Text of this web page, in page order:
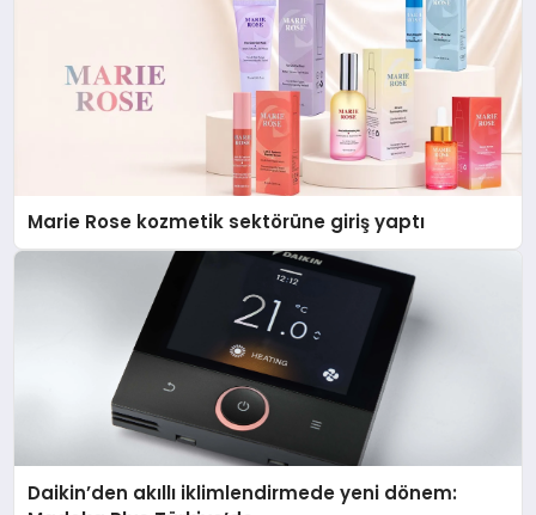
Marie Rose kozmetik sektörüne giriş yaptı
Daikin’den akıllı iklimlendirmede yeni dönem: